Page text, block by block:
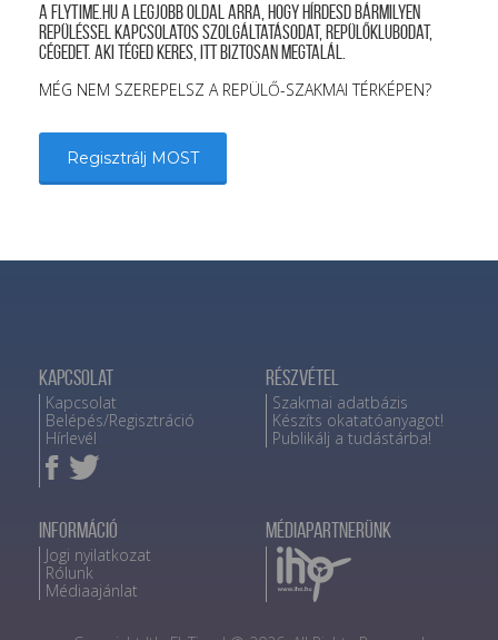
A FLYTIME.HU a legjobb oldal arra, hogy hírdesd bármilyen
repüléssel kapcsolatos szolgáltatásodat, repülőklubodat,
cégedet. Aki téged keres, itt biztosan megtalál.
MÉG NEM SZEREPELSZ A REPÜLŐ-SZAKMAI TÉRKÉPEN?
Regisztrálj MOST
Kapcsolat
Kapcsolat
Belépés/Regisztráció
Hírlevél
Részvétel
Szakmai adatbázis
Készíts okatatóanyagot!
Publikálj a tudástárba!
Információ
Jogi nyilatkozat
Rólunk
Médiaajánlat
Médiapartnerünk